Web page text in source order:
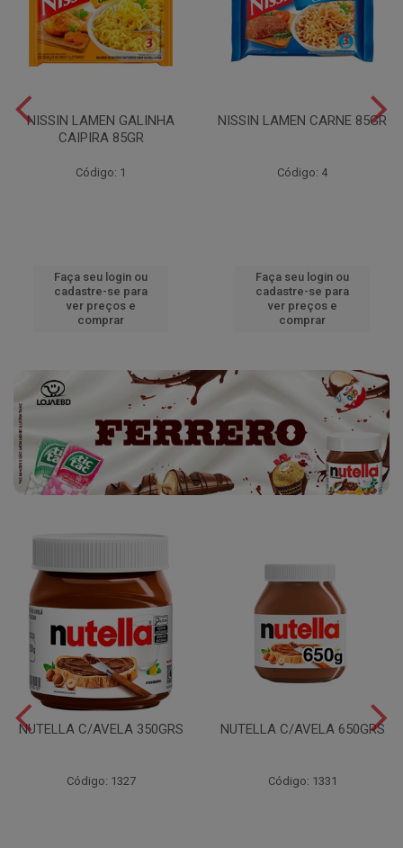
NISSIN LAMEN GALINHA
CAIPIRA 85GR
Código: 1
Faça seu login ou
cadastre-se para
ver preços e
comprar
NISSIN LAMEN CARNE 85GR
Código: 4
Faça seu login ou
cadastre-se para
ver preços e
comprar
NUTELLA C/AVELA 350GRS
Código: 1327
NUTELLA C/AVELA 650GRS
Código: 1331